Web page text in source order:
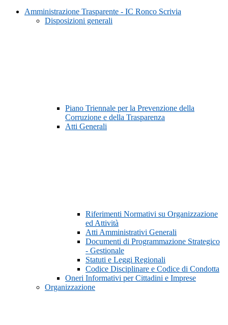
Amministrazione Trasparente - IC Ronco Scrivia
Disposizioni generali
Piano Triennale per la Prevenzione della
Corruzione e della Trasparenza
Atti Generali
Riferimenti Normativi su Organizzazione
ed Attività
Atti Amministrativi Generali
Documenti di Programmazione Strategico
- Gestionale
Statuti e Leggi Regionali
Codice Disciplinare e Codice di Condotta
Oneri Informativi per Cittadini e Imprese
Organizzazione